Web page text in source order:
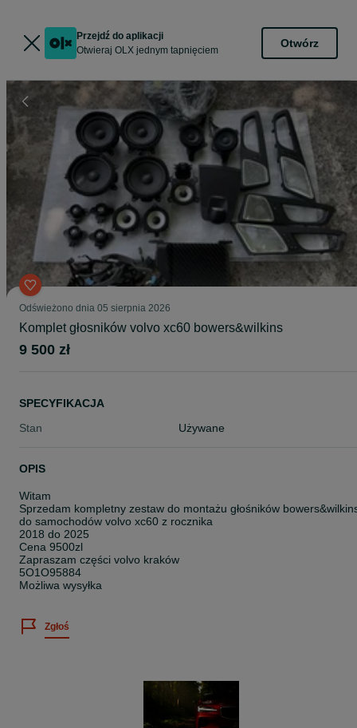
Przejdź do aplikacji
Otwieraj OLX jednym tapnięciem
Otwórz
Odświeżono dnia 05 sierpnia 2026
Komplet głosników volvo xc60 bowers&wilkins
9 500 zł
SPECYFIKACJA
Stan
Używane
OPIS
Witam
Sprzedam kompletny zestaw do montażu głośników
do samochodów volvo xc60 z rocznika
2018 do 2025
Cena 9500zl
Zapraszam części volvo kraków
5O1O95884
Możliwa wysyłka
Zgłoś